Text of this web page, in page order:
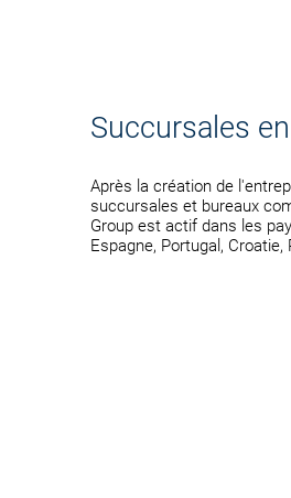
Succursales
Après la création de
succursales et bureaux
Group est actif dans les
Espagne, Portugal, Croatie,